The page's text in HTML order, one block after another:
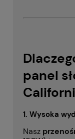
panel
1. Wysoka
Nasz